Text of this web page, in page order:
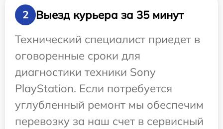
2
Выезд курьера за 35 минут
Технический специалист приедет в
оговоренные сроки для
диагностики техники Sony
PlayStation. Если потребуется
углубленный ремонт мы обеспечим
перевозку за наш счет в сервисный